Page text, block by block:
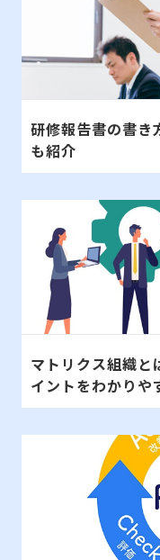
研修報告書の書き
も紹介
マトリクス組織と
イントをわかりや